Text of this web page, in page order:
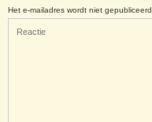
Het e-mailadres wordt niet gepubliceerd.